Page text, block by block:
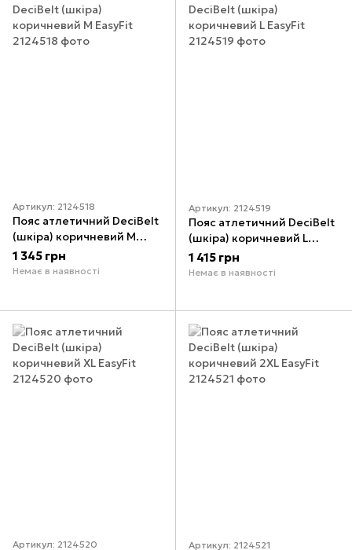
Артикул: 2124518
Пояс атлетичний DeciBelt
(шкіра) коричневий M
EasyFit
1 345 грн
Немає в наявності
Артикул: 2124519
Пояс атлетичний DeciBelt
(шкіра) коричневий L
EasyFit
1 415 грн
Немає в наявності
Артикул: 2124520 Артикул: 2124521